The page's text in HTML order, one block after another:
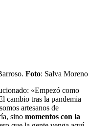
Foto: Salva Moreno
«Empezó como
cambio tras la pandemia
artesanos de
sino momentos con la